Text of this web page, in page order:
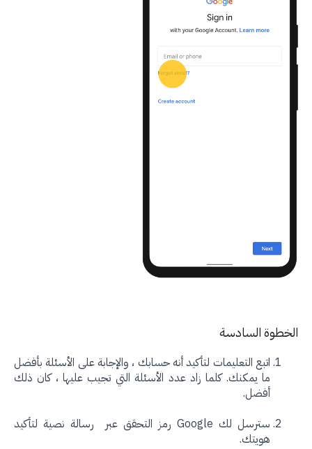
السادسة
اتبع التعليمات لتأكيد أنه حسابك ، والإجابة على الأسئلة بأفضل
ما يمكنك. كلما زاد عدد الأسئلة التي تجيب عليها ، كان ذلك
أفضل.
سترسل لك Google رمز التحقق عبر رسالة نصية لتأكيد
هويتك.